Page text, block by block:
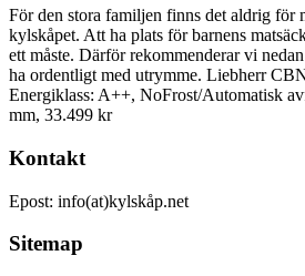
För den stora familjen finns det aldrig för
kylskåpet. Att ha plats för barnens
ett måste. Därför rekommenderar vi
ha ordentligt med utrymme. Liebherr
Energiklass: A++, NoFrost/Automatisk
mm, 33.499 kr
Kontakt
Epost: info(at)kylskåp.net
Sitemap